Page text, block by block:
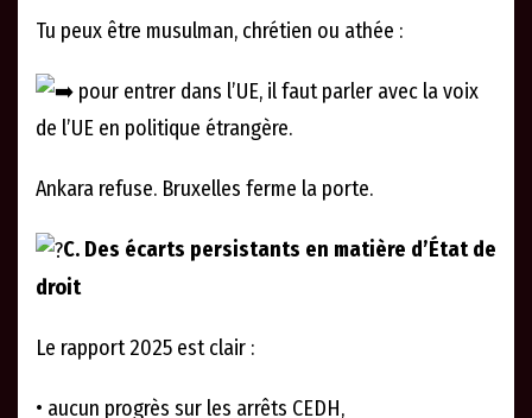
Tu peux être musulman, chrétien ou athée :
pour entrer dans l’UE, il faut parler avec la voix
de l’UE en politique étrangère.
Ankara refuse. Bruxelles ferme la porte.
C. Des écarts persistants en matière d’État de
droit
Le rapport 2025 est clair :
• aucun progrès sur les arrêts CEDH,